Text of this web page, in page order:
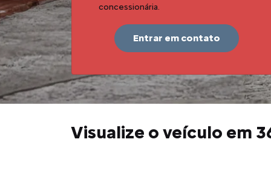
concessionária.
Entrar em contato
Visualize o veículo em